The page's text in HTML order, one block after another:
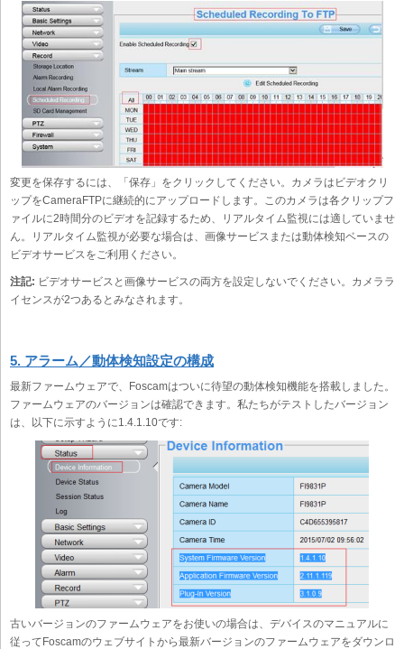
変更を保存するには、「保存」をクリックしてください。カメラはビデオクリ
ップをCameraFTPに継続的にアップロードします。このカメラは各クリップフ
ァイルに2時間分のビデオを記録するため、リアルタイム監視には適していませ
ん。リアルタイム監視が必要な場合は、画像サービスまたは動体検知ベースの
ビデオサービスをご利用ください。
注記: ビデオサービスと画像サービスの両方を設定しないでください。カメララ
イセンスが2つあるとみなされます。
5. アラーム／動体検知設定の構成
最新ファームウェアで、Foscamはついに待望の動体検知機能を搭載しました。
ファームウェアのバージョンは確認できます。私たちがテストしたバージョン
は、以下に示すように1.4.1.10です:
古いバージョンのファームウェアをお使いの場合は、デバイスのマニュアルに
従ってFoscamのウェブサイトから最新バージョンのファームウェアをダウンロ